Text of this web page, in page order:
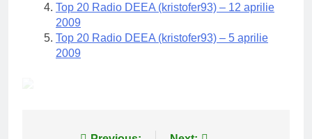
Top 20 Radio DEEA (kristofer93) – 12 aprilie
2009
Top 20 Radio DEEA (kristofer93) – 5 aprilie
2009